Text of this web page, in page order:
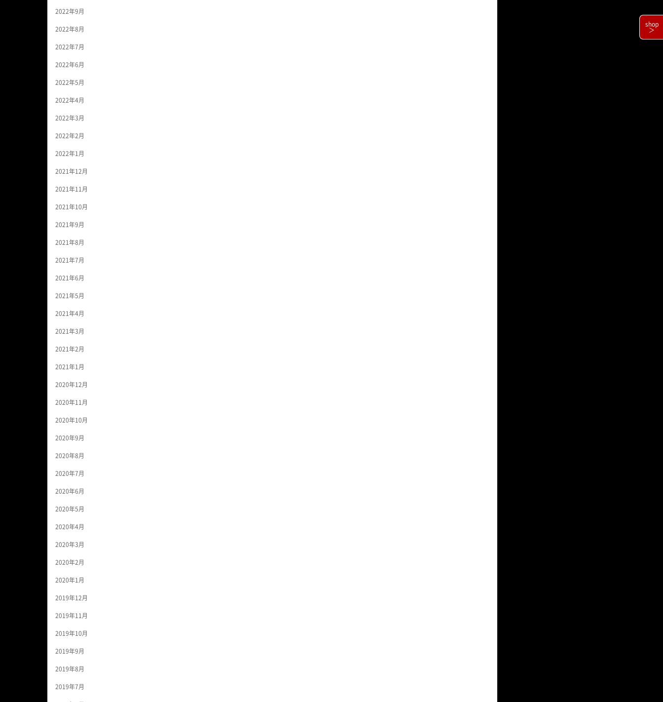
2022年9月
2022年8月
2022年7月
2022年6月
2022年5月
2022年4月
2022年3月
2022年2月
2022年1月
2021年12月
2021年11月
2021年10月
2021年9月
2021年8月
2021年7月
2021年6月
2021年5月
2021年4月
2021年3月
2021年2月
2021年1月
2020年12月
2020年11月
2020年10月
2020年9月
2020年8月
2020年7月
2020年6月
2020年5月
2020年4月
2020年3月
2020年2月
2020年1月
2019年12月
2019年11月
2019年10月
2019年9月
2019年8月
2019年7月
shop
＞